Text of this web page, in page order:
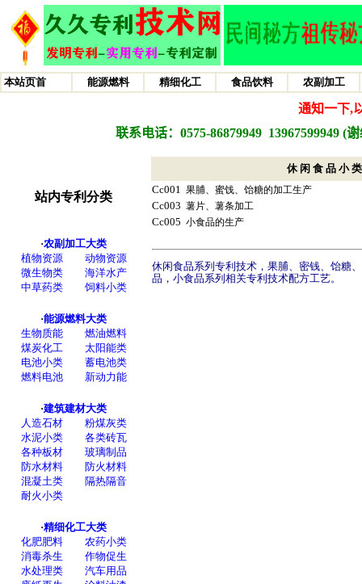
休 闲 食 品 小 类
Cc001 果脯、蜜饯、饴糖的加工生产
Cc003 薯片、薯条加工
Cc005 小食品的生产
休闲食品系列专利技术 ，果脯、密钱、饴糖
品，小食品系列相关专利技术配方工艺。